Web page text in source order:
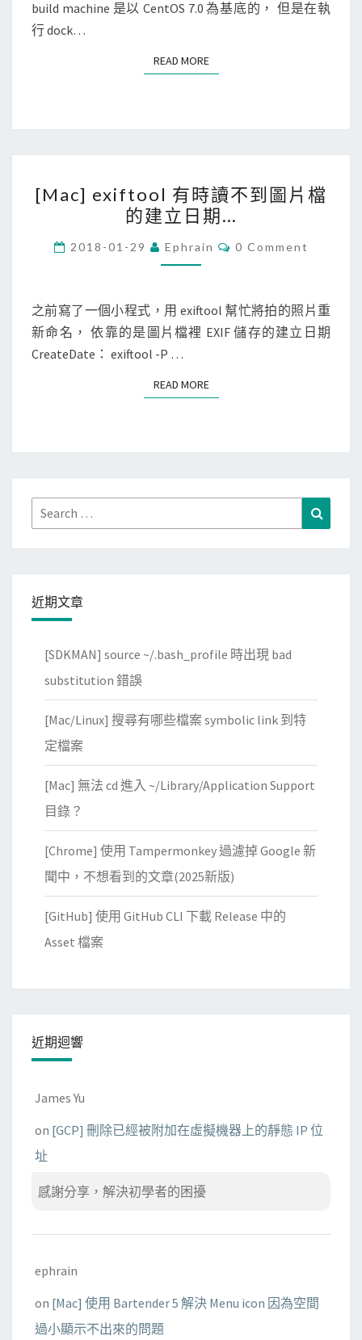
排
特
定
]
D
e
i
m
a
g
時
，
出
現
f
s
t
e
突
S
build machine 是以 CentOS 7.0 為基底的， 但是在執
行 dock…
READ MOREREAD MORE
M
a
c
]
x
i
o
時
不
到
圖
建
日
期
[Mac] exiftool 有時讀不到圖片檔
的建立日期…
2018-01-29 Ephrain
C
N
T
S
0 Comment
之前寫了一個小程式，用 exiftool 幫忙將拍的照片重
新命名， 依靠的是圖片檔裡 EXIF 儲存的建立日期
CreateDate： exiftool -P …
READ MOREREAD MORE
Search
for:
近期文章
[SDKMAN] source ~/.bash_profile 時出現 bad
substitution 錯誤
[Mac/Linux] 搜尋有哪些檔案 symbolic link 到特
定檔案
[Mac] 無法 cd 進入 ~/Library/Application Support
目錄？
[Chrome] 使用 Tampermonkey 過濾掉 Google 新
聞中，不想看到的文章(2025新版)
[GitHub] 使用 GitHub CLI 下載 Release 中的
Asset 檔案
近期迴響
James Yu
on [GCP] 刪除已經被附加在虛擬機器上的靜態 IP 位
址
感謝分享，解決初學者的困擾
ephrain
on [Mac] 使用 Bartender 5 解決 Menu icon 因為空間
過小顯示不出來的問題